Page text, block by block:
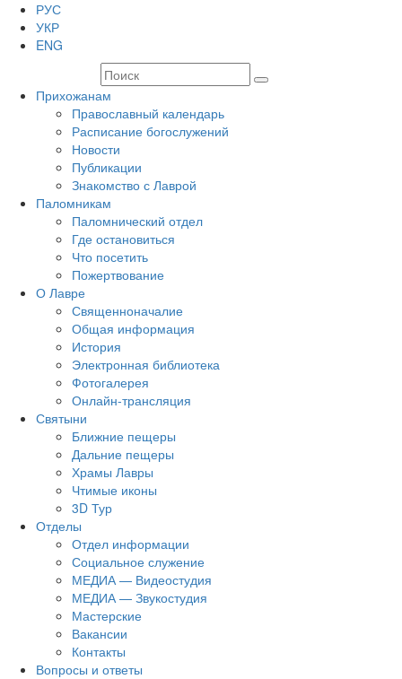
РУС
УКР
ENG
Прихожанам
Православный календарь
Расписание богослужений
Новости
Публикации
Знакомство с Лаврой
Паломникам
Паломнический отдел
Где остановиться
Что посетить
Пожертвование
О Лавре
Священноначалие
Общая информация
История
Электронная библиотека
Фотогалерея
Онлайн-трансляция
Святыни
Ближние пещеры
Дальние пещеры
Храмы Лавры
Чтимые иконы
3D Тур
Отделы
Отдел информации
Социальное служение
МЕДИА — Видеостудия
МЕДИА — Звукостудия
Мастерские
Вакансии
Контакты
Вопросы и ответы